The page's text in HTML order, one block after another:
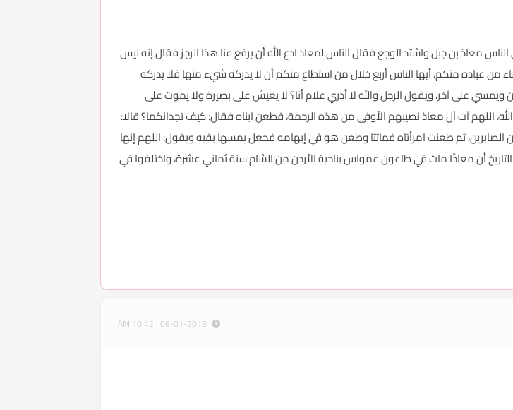
معاذ بن جبل واشتد الوجع فقال الناس لمعاذ ادع الله أن يرفع عنا هذا الرجز فقال إنه ليس
عباده منكم، أيها الناس أربع خلال من استطاع منكم أن لا يدركه شيء منها فلا يدركه
على آخر، ويقول الرجل والله لا أدري علام أنا؟ لا يعيش على بصيرة ولا يموت على
اللهم آت آل معاذ نصيبهم الأوفى من هذه الرحمة، فطعن ابناه فقال: كيف تجدانكما؟ قالا:
الصابرين، ثم طعنت امرأتاه فماتتا وطعن هو في إبهامه فجعل يمسها بفيه ويقول: اللهم إنها
أن معاذًا مات في طاعون عمواس بناحية الأردن من الشام سنة ثماني عشرة، واختلفوا في